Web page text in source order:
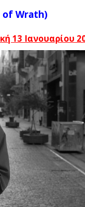
of Wrath)
13 Ιανουαρίου